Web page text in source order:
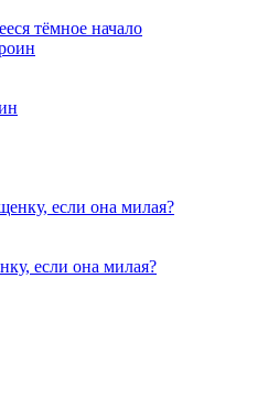
тёмное начало
если она милая?